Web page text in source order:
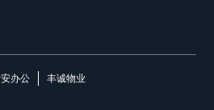
办公
丰诚物业